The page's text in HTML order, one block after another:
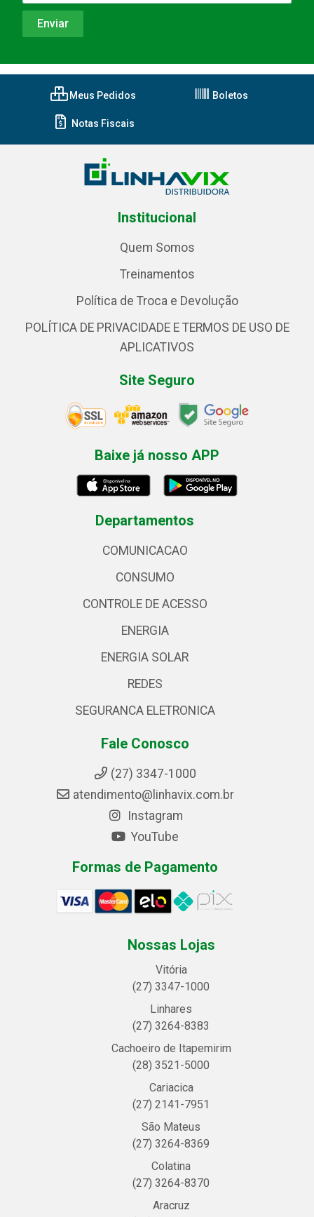
Meus Pedidos Boletos
Notas Fiscais
Institucional
Quem Somos
Treinamentos
Política de Troca e Devolução
POLÍTICA DE PRIVACIDADE E TERMOS DE USO DE
APLICATIVOS
Site Seguro
Baixe já nosso APP
Departamentos
COMUNICACAO
CONSUMO
CONTROLE DE ACESSO
ENERGIA
ENERGIA SOLAR
REDES
SEGURANCA ELETRONICA
Fale Conosco
(27) 3347-1000
atendimento@linhavix.com.br
Instagram
YouTube
Formas de Pagamento
Nossas Lojas
Vitória
(27) 3347-1000
Linhares
(27) 3264-8383
Cachoeiro de Itapemirim
(28) 3521-5000
Cariacica
(27) 2141-7951
São Mateus
(27) 3264-8369
Colatina
(27) 3264-8370
Aracruz